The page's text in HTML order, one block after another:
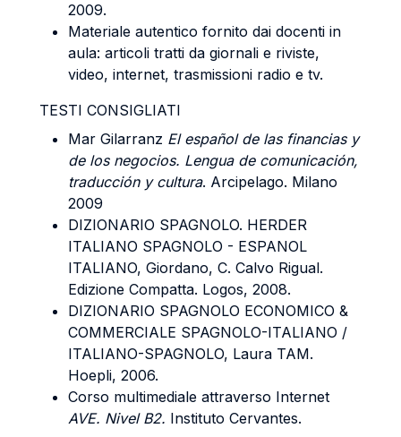
2009.
Materiale autentico fornito dai docenti in
aula: articoli tratti da giornali e riviste,
video, internet, trasmissioni radio e tv.
TESTI CONSIGLIATI
Mar Gilarranz El español de las financias y
de los negocios. Lengua de comunicación,
traducción y cultura. Arcipelago. Milano
2009
DIZIONARIO SPAGNOLO. HERDER
ITALIANO SPAGNOLO - ESPANOL
ITALIANO, Giordano, C. Calvo Rigual.
Edizione Compatta. Logos, 2008.
DIZIONARIO SPAGNOLO ECONOMICO &
COMMERCIALE SPAGNOLO-ITALIANO /
ITALIANO-SPAGNOLO, Laura TAM.
Hoepli, 2006.
Corso multimediale attraverso Internet
AVE. Nivel B2. Instituto Cervantes.